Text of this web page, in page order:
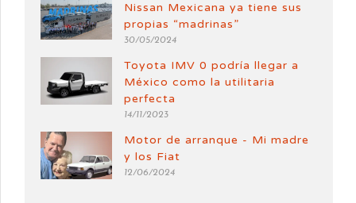
Nissan Mexicana ya tiene sus
propias “madrinas”
30/05/2024
Toyota IMV 0 podría llegar a
México como la utilitaria
perfecta
14/11/2023
Motor de arranque - Mi madre
y los Fiat
12/06/2024